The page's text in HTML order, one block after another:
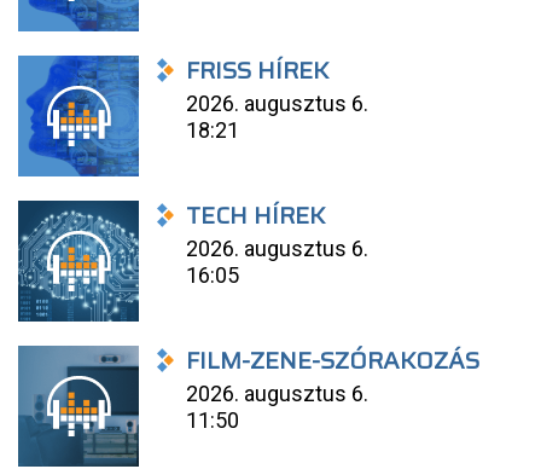
FRISS HÍREK
2026. augusztus 6.
18:21
TECH HÍREK
2026. augusztus 6.
16:05
FILM-ZENE-SZÓRAKOZÁS
2026. augusztus 6.
11:50